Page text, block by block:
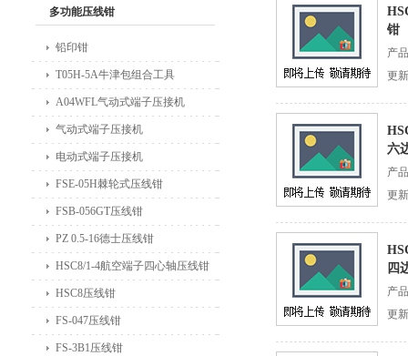
多功能压线钳
铅印钳
T05H-5A牛津包组合工具
A04WFL气动式端子压接机
气动式端子压接机
电动式端子压接机
FSE-05H棘轮式压线钳
FSB-056GT压线钳
PZ 0.5-16德士压线钳
HSC8/1-4航空端子四心轴压线钳
HSC8压线钳
FS-047压线钳
FS-3B1压线钳
钳
产
更
六
产
更
四
产
更